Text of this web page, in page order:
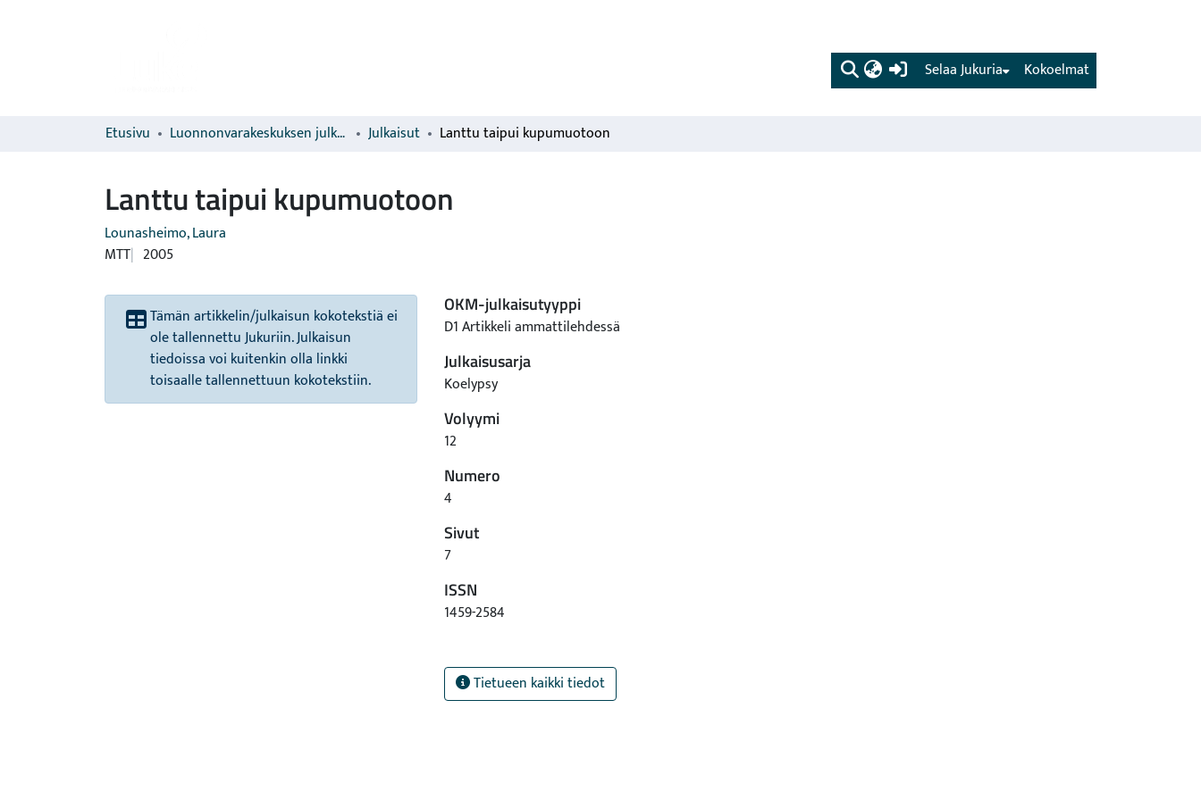
(current) Kokoelmat
Selaa Jukuria
Etusivu Luonnonvarakeskuksen julkaisut Julkaisut Lanttu taipui kupumuotoon
Lanttu taipui kupumuotoon
Lounasheimo, Laura
MTT 2005
Tämän artikkelin/julkaisun kokotekstiä ei
ole tallennettu Jukuriin. Julkaisun
tiedoissa voi kuitenkin olla linkki
toisaalle tallennettuun kokotekstiin.
OKM-julkaisutyyppi
D1 Artikkeli ammattilehdessä
Julkaisusarja
Koelypsy
Volyymi
12
Numero
4
Sivut
7
ISSN
1459-2584
Tietueen kaikki tiedot